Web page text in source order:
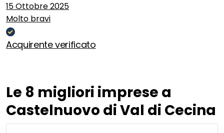
15 Ottobre 2025
Molto bravi
Acquirente verificato
Le 8 migliori imprese a
Castelnuovo di Val di Cecina